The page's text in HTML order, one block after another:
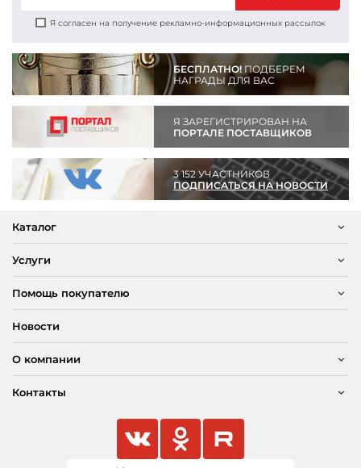
Я согласен на получение рекламно-информационных рассылок
БЕСПЛАТНО!ПОДБЕРЕМ
НАГРАДЫ ДЛЯ ВАС
Я ЗАРЕГИСТРИРОВАН НА
ПОРТАЛЕ ПОСТАВЩИКОВ
3 152 УЧАСТНИКОВ
ПОДПИСАТЬСЯ НА НОВОСТИ
Каталог
Услуги
Помощь покупателю
Новости
О компании
Контакты